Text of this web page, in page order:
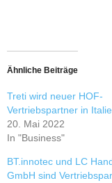
Ähnliche Beiträge
Treti wird neuer HOF-
Vertriebspartner in
20. Mai 2022
In "Business"
BT.innotec und LC
GmbH sind